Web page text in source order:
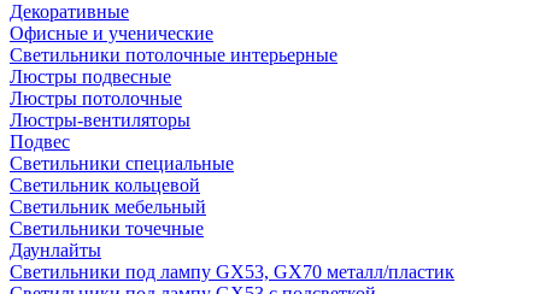
Декоративные
Офисные и ученические
Светильники потолочные интерьерные
Люстры подвесные
Люстры потолочные
Люстры-вентиляторы
Подвес
Светильники специальные
Светильник кольцевой
Светильник мебельный
Светильники точечные
Даунлайты
Светильники под лампу GX53, GX70 металл/пластик